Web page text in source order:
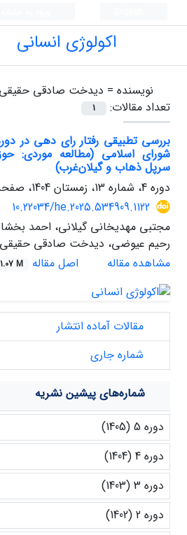
اکولوژی انسانی
نویسنده = دیدخت صادقی حقیقی
تعداد مقالات:
1
بررسی تطبیقی رفتار رای دهی در
شورای اسلامی (مطالعه موردی:
سرپل ذهاب و گیلان‌غرب)
دوره 4، شماره 13، زمستان 1404، صفحه
10.22034/he.2025.534909.1122
مجتبی مهدیخانی گیلانی، احمد
رحیم عیوضی، دیدخت صادقی حقیقی
مشاهده مقاله
اصل مقاله 1.07 M
مقالات آماده انتشار
شماره جاری
شماره‌های پیشین نشریه
دوره 5 (1405)
دوره 4 (1404)
دوره 3 (1403)
دوره 2 (1402)